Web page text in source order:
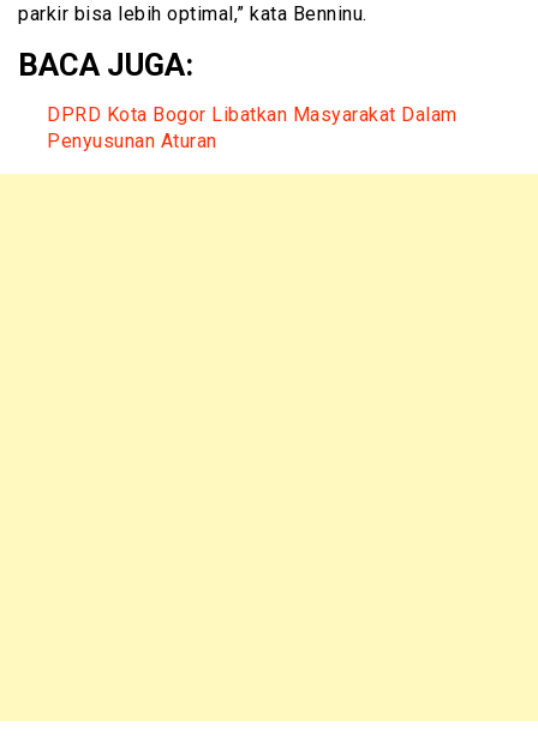
parkir bisa lebih optimal,” kata Benninu.
BACA JUGA:
DPRD Kota Bogor Libatkan Masyarakat Dalam
Penyusunan Aturan